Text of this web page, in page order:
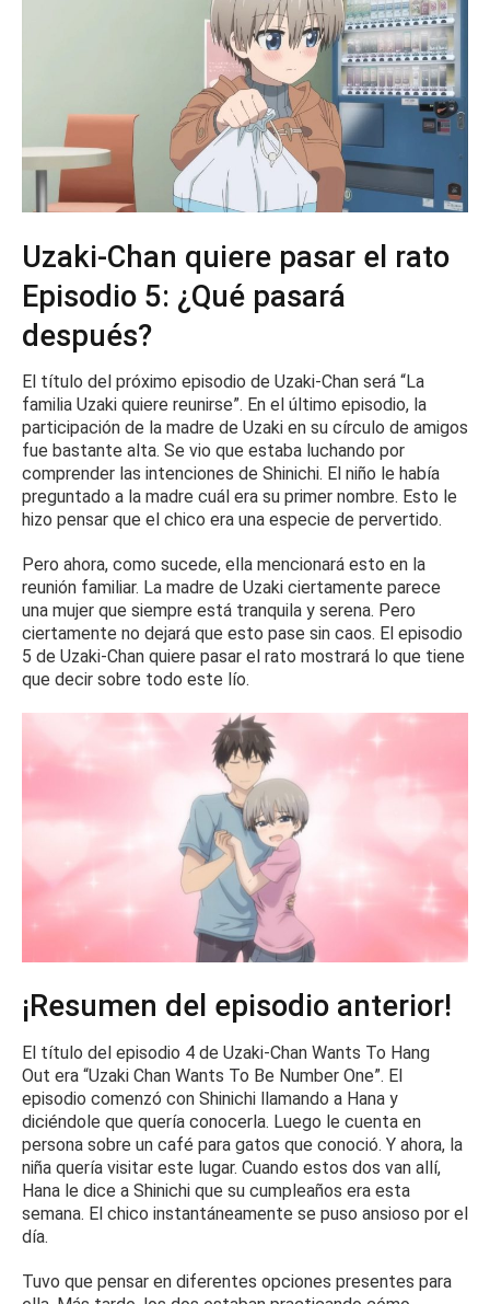
Uzaki-Chan quiere pasar el rato
Episodio 5: ¿Qué pasará
después?
El título del próximo episodio de Uzaki-Chan será “La
familia Uzaki quiere reunirse”. En el último episodio, la
participación de la madre de Uzaki en su círculo de amigos
fue bastante alta. Se vio que estaba luchando por
comprender las intenciones de Shinichi. El niño le había
preguntado a la madre cuál era su primer nombre. Esto le
hizo pensar que el chico era una especie de pervertido.
Pero ahora, como sucede, ella mencionará esto en la
reunión familiar. La madre de Uzaki ciertamente parece
una mujer que siempre está tranquila y serena. Pero
ciertamente no dejará que esto pase sin caos. El episodio
5 de Uzaki-Chan quiere pasar el rato mostrará lo que tiene
que decir sobre todo este lío.
¡Resumen del episodio anterior!
El título del episodio 4 de Uzaki-Chan Wants To Hang
Out era “Uzaki Chan Wants To Be Number One”. El
episodio comenzó con Shinichi llamando a Hana y
diciéndole que quería conocerla. Luego le cuenta en
persona sobre un café para gatos que conoció. Y ahora, la
niña quería visitar este lugar. Cuando estos dos van allí,
Hana le dice a Shinichi que su cumpleaños era esta
semana. El chico instantáneamente se puso ansioso por el
día.
Tuvo que pensar en diferentes opciones presentes para